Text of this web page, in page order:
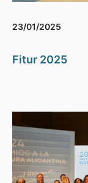
23/01/2025
Fitur 2025